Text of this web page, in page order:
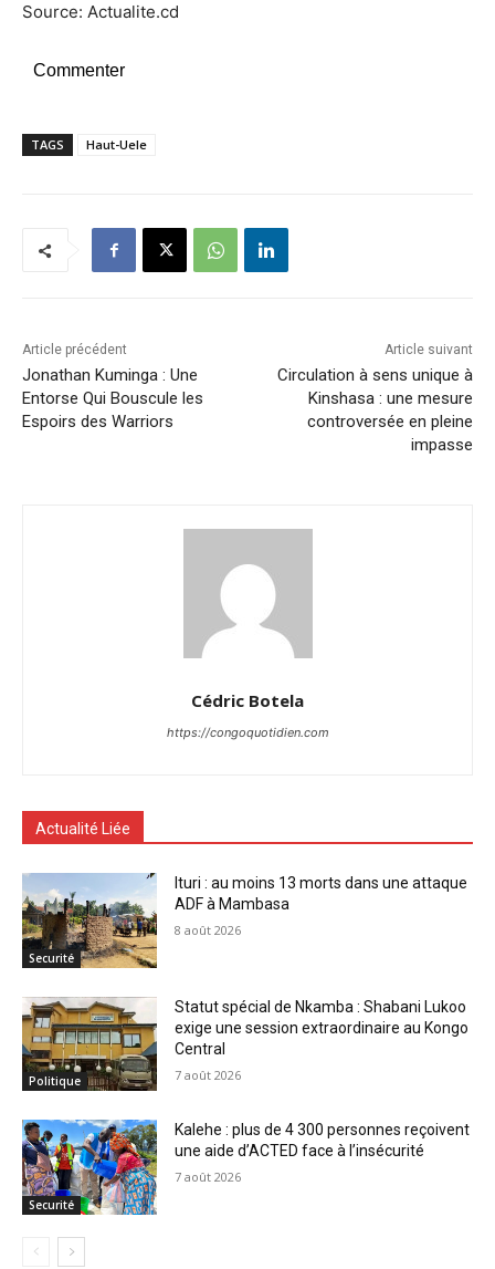
Source: Actualite.cd
Commenter
TAGS Haut-Uele
Article précédent
Jonathan Kuminga : Une
Entorse Qui Bouscule les
Espoirs des Warriors
Article suivant
Circulation à sens unique à
Kinshasa : une mesure
controversée en pleine
impasse
Cédric Botela
https://congoquotidien.com
Actualité Liée
Securité
Ituri : au moins 13 morts dans une attaque
ADF à Mambasa
8 août 2026
Politique
Statut spécial de Nkamba : Shabani Lukoo
exige une session extraordinaire au Kongo
Central
7 août 2026
Securité
Kalehe : plus de 4 300 personnes reçoivent
une aide d’ACTED face à l’insécurité
7 août 2026